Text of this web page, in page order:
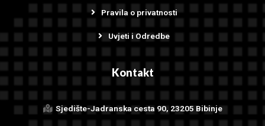
Pravila o privatnosti
Uvjeti i Odredbe
Kontakt
Sjedište-Jadranska cesta 90, 23205 Bibinje